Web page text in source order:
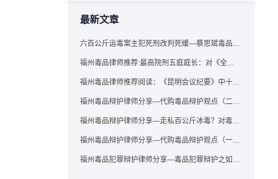
最新文章
六百公斤运毒案主犯死刑改判死缓—蔡思斌毒品犯罪辩护成功案例
福州毒品律师推荐:最高院刑五庭庭长：对《全国法院毒品案件审判工作会议纪要》的理解与适用
福州毒品律师推荐阅读：《昆明会议纪要》中十个“意想不到”的规定
福州毒品辩护律师分享—代购毒品辩护观点（二）——“牟利”之辩
福州毒品辩护律师分享—走私百公斤冰毒？对毒品缺失型走私毒品罪案件，该如何有效辩护
福州毒品辩护律师分享—代购毒品辩护观点（一）——“真假”之辩
福州毒品犯罪辩护律师分享—毒品犯罪辩护之如何提炼言辞证据